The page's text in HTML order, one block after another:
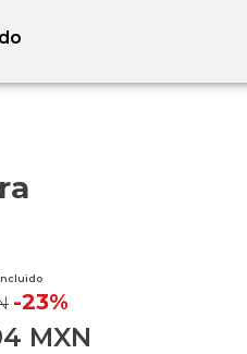
-23%
MXN